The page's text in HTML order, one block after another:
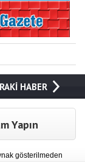
HABER
Yapın
gösterilmeden